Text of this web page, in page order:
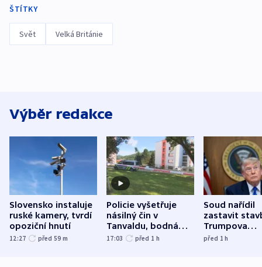
ŠTÍTKY
Svět Velká Británie
Výběr redakce
Slovensko instaluje
ruské kamery, tvrdí
opoziční hnutí
12:27 před 59 m
Policie vyšetřuje
násilný čin v
Tanvaldu, bodná
zranění při něm
17:03 před 1 h
Soud nařídil
zastavit
Trumpova
tanečního
před 1h